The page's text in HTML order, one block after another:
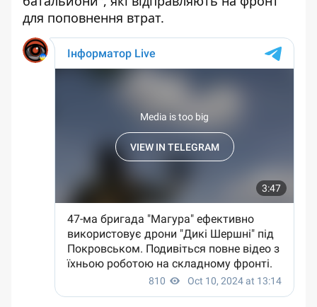
для поповнення втрат.